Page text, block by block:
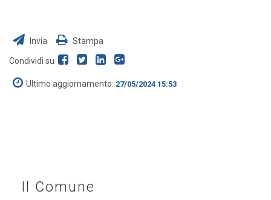
Invia Stampa
Condividi su
Ultimo aggiornamento: 27/05/2024 15:53
Il Comune